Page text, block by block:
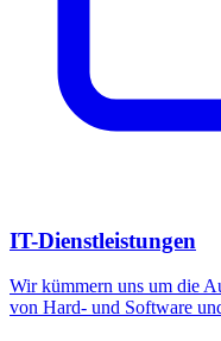
IT-Dienstleistungen
Wir kümmern uns um die
von Hard- und Software